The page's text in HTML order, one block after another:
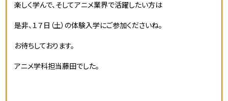
楽しく学んで、そしてアニメ業界で活躍したい方は
是非、１７日（土）の体験入学にご参加くださいね。
お待ちしております。
アニメ学科担当藤田でした。